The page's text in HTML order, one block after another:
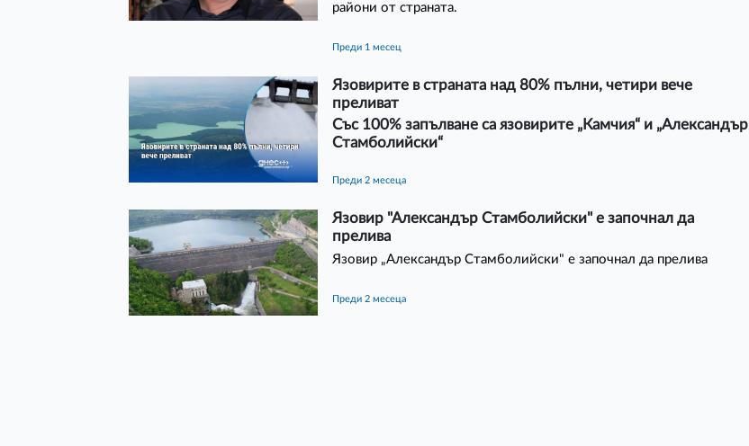
райони от страната.
преди 1 месец
Язовирите в страната над 80% пълни, четири вече
преливат
Със 100% запълване са язовирите „Камчия“ и „Александър
Стамболийски“
преди 2 месеца
Язовир "Александър Стамболийски" е започнал да
прелива
Язовир „Александър Стамболийски" е започнал да прелива
преди 2 месеца